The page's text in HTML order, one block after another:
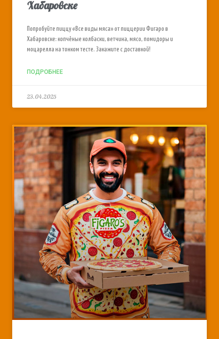
Хабаровске
Попробуйте пиццу «Все виды мяса» от пиццерии Фигаро в
Хабаровске: копчёные колбаски, ветчина, мясо, помидоры и
моцарелла на тонком тесте. Закажите с доставкой!
ПОДРОБНЕЕ
23.04.2025